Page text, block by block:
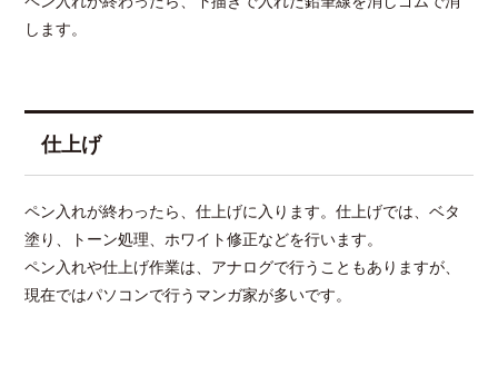
します。
仕上げ
ペン入れが終わったら、仕上げに入ります。仕上げでは、ベタ
塗り、トーン処理、ホワイト修正などを行います。
ペン入れや仕上げ作業は、アナログで行うこともありますが、
現在ではパソコンで行うマンガ家が多いです。